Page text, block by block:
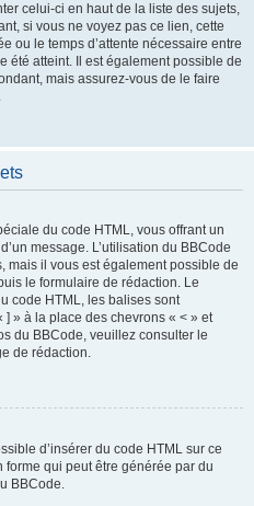
celui-ci en haut de la liste des sujets,
si vous ne voyez pas ce lien, cette
ou le temps d’attente nécessaire entre
été atteint. Il est également possible de
mais assurez-vous de le faire
du code HTML, vous offrant un
message. L’utilisation du BBCode
mais il vous est également possible de
le formulaire de rédaction. Le
code HTML, les balises sont
» à la place des chevrons « < » et
du BBCode, veuillez consulter le
de rédaction.
d’insérer du code HTML sur ce
qui peut être générée par du
BBCode.